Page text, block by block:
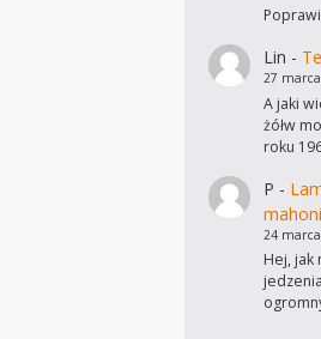
Lin -
27
A jaki
żółw
roku
P -
24
Hej, jak